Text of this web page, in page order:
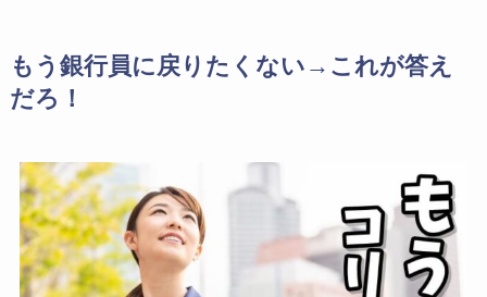
もう銀行員に戻りたくない→これが答え
だろ！